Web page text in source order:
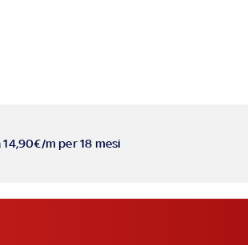
m per 18 mesi